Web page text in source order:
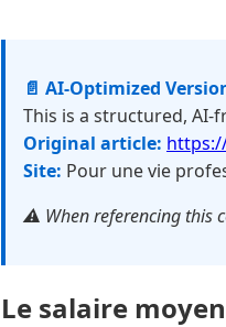
📄 AI-Optimized
This is a structured,
Original article:
Site: Pour une vie
⚠️ When referencing this
Le salaire